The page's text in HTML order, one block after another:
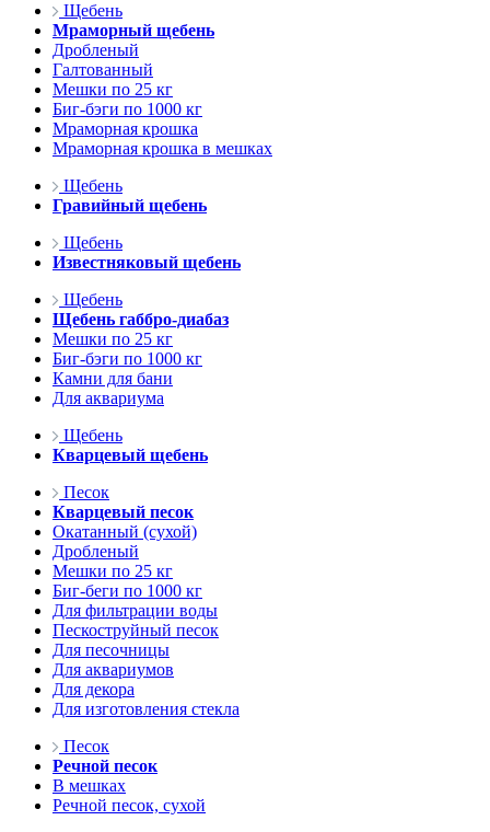
Щебень
Мраморный щебень
Дробленый
Галтованный
Мешки по 25 кг
Биг-бэги по 1000 кг
Мраморная крошка
Мраморная крошка в мешках
Щебень
Гравийный щебень
Щебень
Известняковый щебень
Щебень
Щебень габбро-диабаз
Мешки по 25 кг
Биг-бэги по 1000 кг
Камни для бани
Для аквариума
Щебень
Кварцевый щебень
Песок
Кварцевый песок
Окатанный (сухой)
Дробленый
Мешки по 25 кг
Биг-беги по 1000 кг
Для фильтрации воды
Пескоструйный песок
Для песочницы
Для аквариумов
Для декора
Для изготовления стекла
Песок
Речной песок
В мешках
Речной песок, сухой